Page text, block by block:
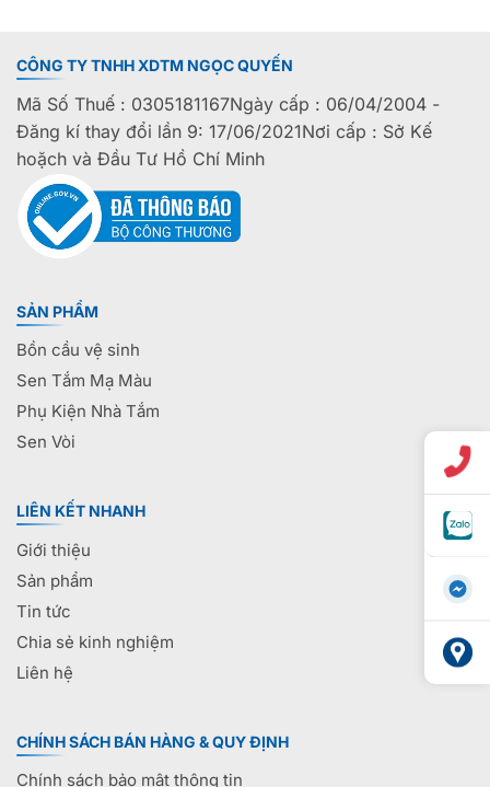
CÔNG TY TNHH XDTM NGỌC QUYẾN
Mã Số Thuế : 0305181167Ngày cấp : 06/04/2004 -
Đăng kí thay đổi lần 9: 17/06/2021Nơi cấp : Sở Kế
hoặch và Đầu Tư Hồ Chí Minh
SẢN PHẨM
Bồn cầu vệ sinh
Sen Tắm Mạ Màu
Phụ Kiện Nhà Tắm
Sen Vòi
LIÊN KẾT NHANH
Giới thiệu
Sản phẩm
Tin tức
Chia sẻ kinh nghiệm
Liên hệ
CHÍNH SÁCH BÁN HÀNG & QUY ĐỊNH
Chính sách bảo mật thông tin